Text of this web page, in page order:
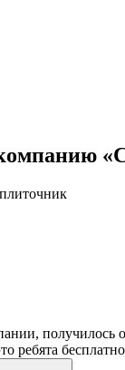
получилось
ребята